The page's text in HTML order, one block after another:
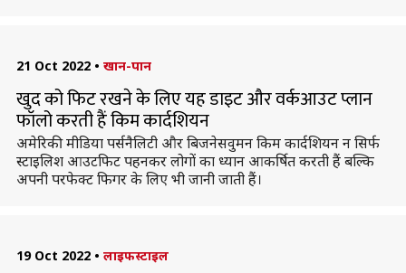
21 Oct 2022 • खान-पान
खुद को फिट रखने के लिए यह डाइट और वर्कआउट प्लान
फॉलो करती हैं किम कार्दशियन
अमेरिकी मीडिया पर्सनैलिटी और बिजनेसवुमन किम कार्दशियन न सिर्फ
स्टाइलिश आउटफिट पहनकर लोगों का ध्यान आकर्षित करती हैं बल्कि
अपनी परफेक्ट फिगर के लिए भी जानी जाती हैं।
19 Oct 2022 • लाइफस्टाइल